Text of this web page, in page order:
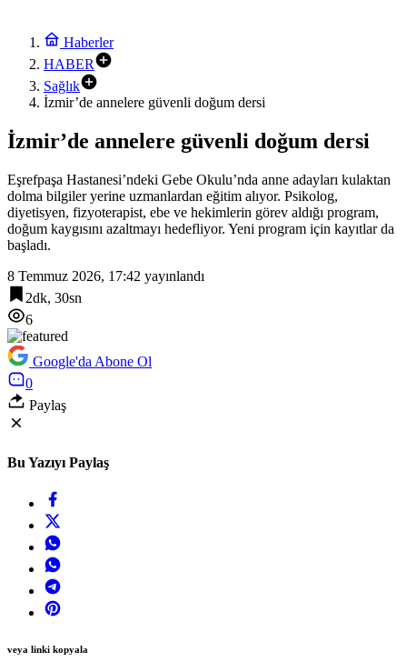
Haberler
HABER
Sağlık
İzmir’de annelere güvenli doğum dersi
İzmir’de annelere güvenli doğum dersi
Eşrefpaşa Hastanesi’ndeki Gebe Okulu’nda anne adayları kulaktan
dolma bilgiler yerine uzmanlardan eğitim alıyor. Psikolog,
diyetisyen, fizyoterapist, ebe ve hekimlerin görev aldığı program,
doğum kaygısını azaltmayı hedefliyor. Yeni program için kayıtlar da
başladı.
8 Temmuz 2026, 17:42 yayınlandı
2dk, 30sn
6
Google'da Abone Ol
0
Paylaş
Bu Yazıyı Paylaş
veya linki kopyala